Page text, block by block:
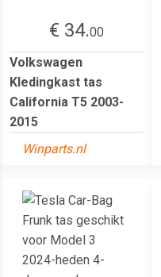
€ 34.00
Volkswagen
Kledingkast tas
California T5 2003-
2015
Winparts.nl